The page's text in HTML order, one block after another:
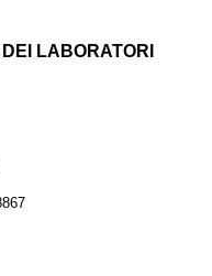
LABORATORI